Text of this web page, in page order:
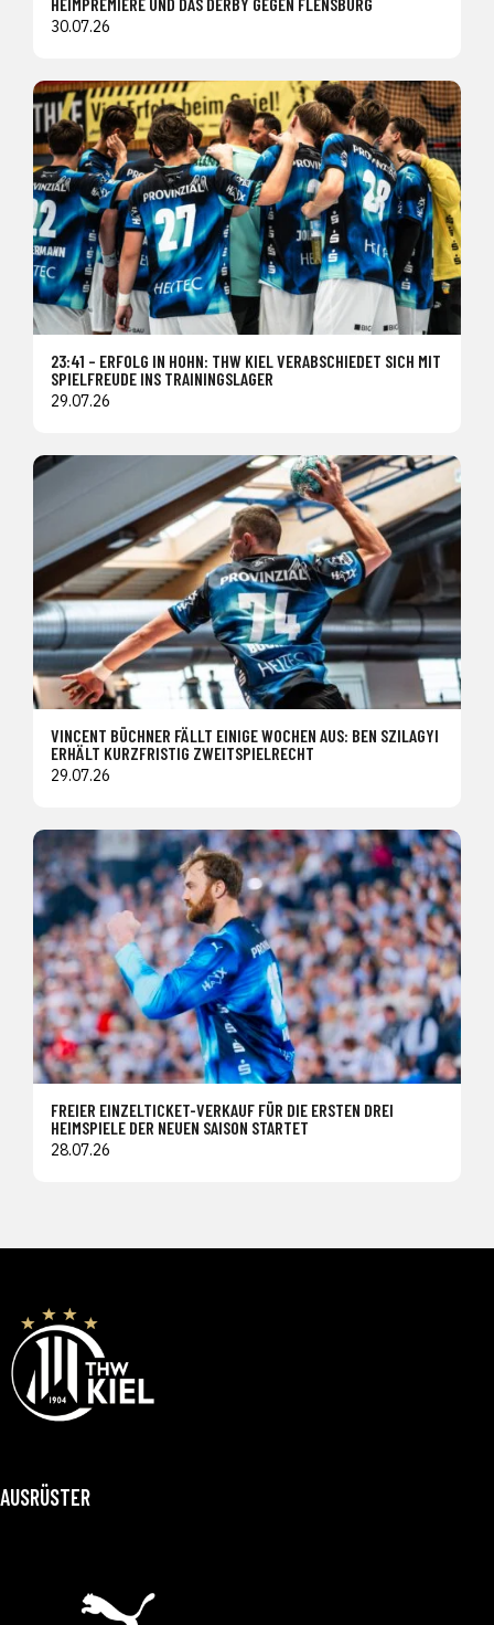
30.07.26
23:41 – ERFOLG IN HOHN: THW KIEL VERABSCHIEDET SICH MIT
SPIELFREUDE INS TRAININGSLAGER
29.07.26
VINCENT BÜCHNER FÄLLT EINIGE WOCHEN AUS: BEN SZILAGYI
ERHÄLT KURZFRISTIG ZWEITSPIELRECHT
29.07.26
FREIER EINZELTICKET-VERKAUF FÜR DIE ERSTEN DREI
HEIMSPIELE DER NEUEN SAISON STARTET
28.07.26
AUSRÜSTER